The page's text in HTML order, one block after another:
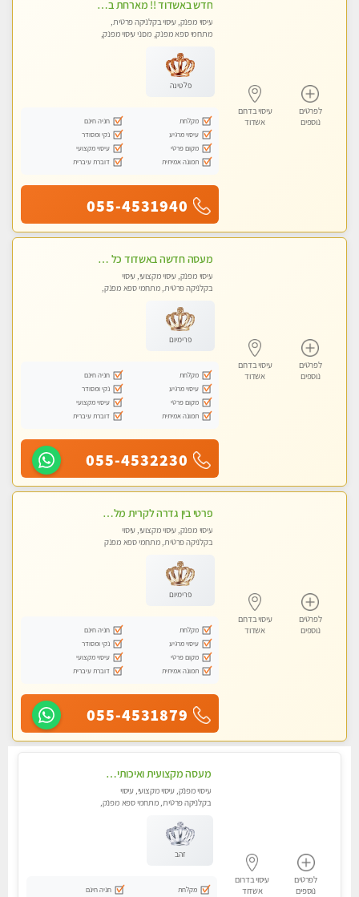
לפרטים
נוספים
עיסוי בדרום
אשדוד
חדש באשדוד !! מארחת בדירתי באופן פרטי ודיסקרטי מקום יפה מסודר נקי ואווירה נעימה יחס טוב בבית חםללא מין !!
עיסוי מפנק, עיסוי בקלניקה פרטית,
מתחמי ספא מפנק, מכוני עיסוי מפנק,
פלטינה
מקלחת
חניה חינם
עיסוי מרגיע
נקי ומסודר
מקום פרטי
עיסוי מקצועי
תמונה אמיתית
דוברת עיברית
055-4531940
לפרטים
נוספים
עיסוי בדרום
אשדוד
מעסה חדשה באשדוד כל סוגי העיסויים מעסה מקצועית ואיכותית פרטי!!!מומלץ לחלוטין!!
עיסוי מפנק, עיסוי מקצועי, עיסוי
בקלניקה פרטית, מתחמי ספא מפנק,
פרימיום
מקלחת
חניה חינם
עיסוי מרגיע
נקי ומסודר
מקום פרטי
עיסוי מקצועי
תמונה אמיתית
דוברת עיברית
055-4532230
לפרטים
נוספים
עיסוי בדרום
אשדוד
פרטי בין גדרה לקרית מלאכי VIP-מומלץ לחלוטין! פרטי! ​​​​​​ ללא מין! Highly recommended
עיסוי מפנק, עיסוי מקצועי, עיסוי
בקלניקה פרטית, מתחמי ספא מפנק
פרימיום
מקלחת
חניה חינם
עיסוי מרגיע
נקי ומסודר
מקום פרטי
עיסוי מקצועי
תמונה אמיתית
דוברת עיברית
055-4531879
לפרטים
נוספים
עיסוי בדרום
אשדוד
מעסה מקצועית ואיכותית לעיסוי מרגיע ומפנק VIP-מומלץ לחלוטין! פרטי! ​​​​​​ Highly recommended
עיסוי מפנק, עיסוי מקצועי, עיסוי
בקלניקה פרטית, מתחמי ספא מפנק,
זהב
מקלחת
חניה חינם